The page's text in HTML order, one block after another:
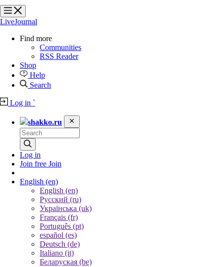
?
?
LiveJournal
Find more
Communities
RSS Reader
Shop
Help
Search
Log in `
shakko.ru
Log in
Join free Join
English (en)
English (en)
Русский (ru)
Українська (uk)
Français (fr)
Português (pt)
español (es)
Deutsch (de)
Italiano (it)
Беларуская (be)